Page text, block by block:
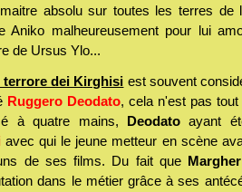
absolu sur toutes les terres
Aniko malheureusement pour lui
de Ursus Ylo...
terrore dei Kirghisi est souvent
Ruggero Deodato, cela n'est pas
à quatre mains, Deodato ayant
avec qui le jeune metteur en scène
de ses films. Du fait que
dans le métier grâce à ses